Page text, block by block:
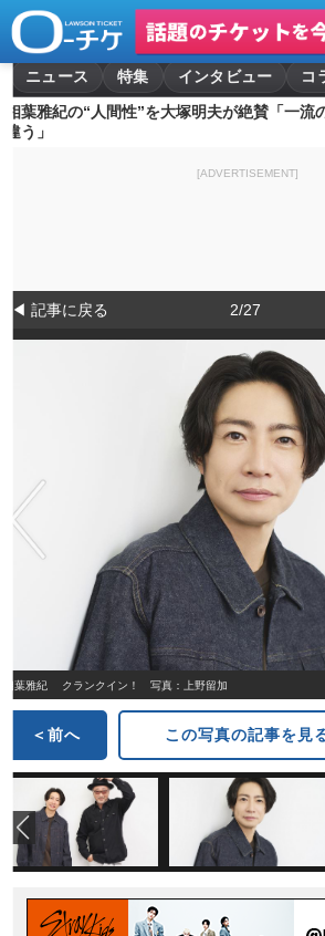
ニュース 特集 インタビュー コ
相葉雅紀の“人間性”を大塚明夫が絶賛「一流
違う」
[ADVERTISEMENT]
◀ 記事に戻る 2/27
相葉雅紀 クランクイン！ 写真：上野留加
＜前へ この写真の記事を見